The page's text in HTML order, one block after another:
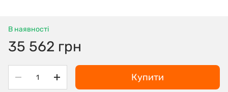
В наявності
35 562 грн
Купити